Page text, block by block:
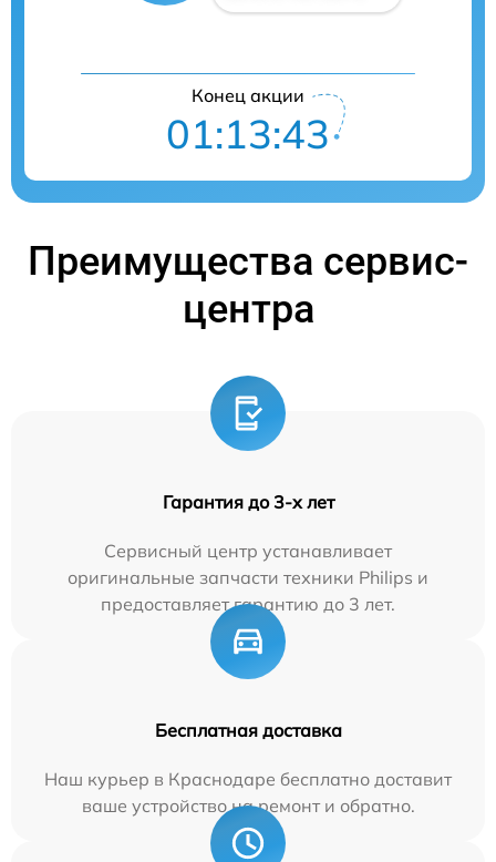
Конец акции
01:13:42
Преимущества сервис-
центра
Гарантия до 3-х лет
Сервисный центр устанавливает
оригинальные запчасти техники Philips и
предоставляет гарантию до 3 лет.
Бесплатная доставка
Наш курьер в Краснодаре бесплатно доставит
ваше устройство на ремонт и обратно.